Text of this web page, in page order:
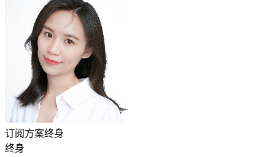
订阅方案终身
终身